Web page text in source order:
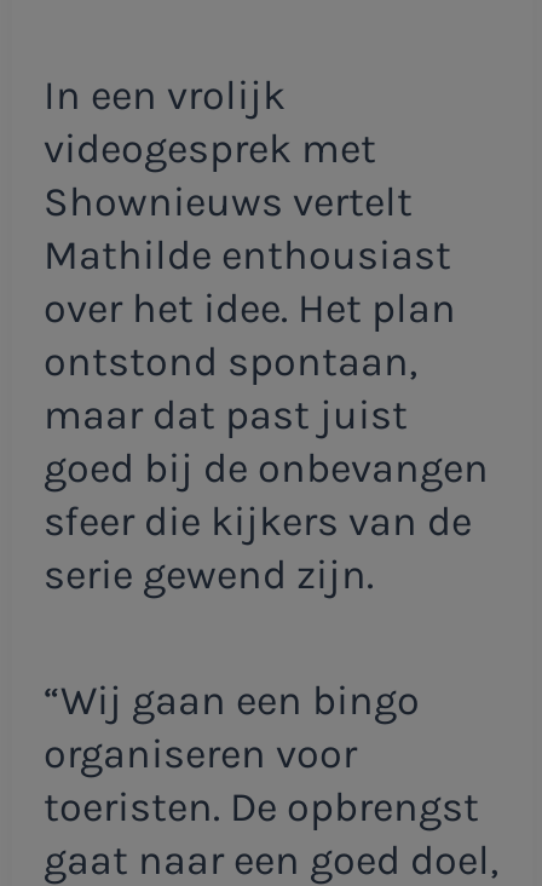
In een vrolijk
videogesprek met
Shownieuws vertelt
Mathilde enthousiast
over het idee. Het plan
ontstond spontaan,
maar dat past juist
goed bij de onbevangen
sfeer die kijkers van de
serie gewend zijn.
“Wij gaan een bingo
organiseren voor
toeristen. De opbrengst
gaat naar een goed doel,